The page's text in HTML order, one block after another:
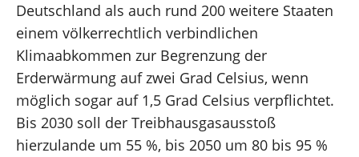
Deutschland als auch rund 200 weitere Staaten
einem völkerrechtlich verbindlichen
Klimaabkommen zur Begrenzung der
Erderwärmung auf zwei Grad Celsius, wenn
möglich sogar auf 1,5 Grad Celsius verpflichtet.
Bis 2030 soll der Treibhausgasausstoß
hierzulande um 55 %, bis 2050 um 80 bis 95 %